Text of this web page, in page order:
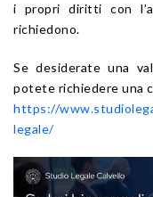
i propri diritti con
richiedono.
Se desiderate una
potete richiedere una
https://
legale/